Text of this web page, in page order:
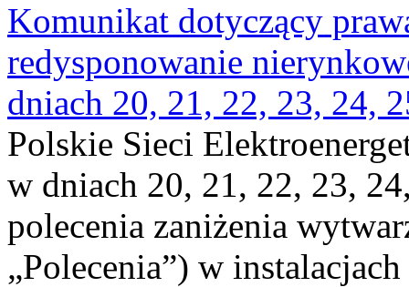
Komunikat dotyczący
redysponowanie
dniach 20, 21, 22, 23, 24,
Polskie Sieci
w dniach 20, 21, 22, 23,
polecenia zaniżenia
„Polecenia”) w